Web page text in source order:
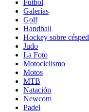
Fútbol
Galerías
Golf
Handball
Hockey sobre césped
Judo
La Foto
Motociclismo
Motos
MTB
Natación
Newcom
Padel